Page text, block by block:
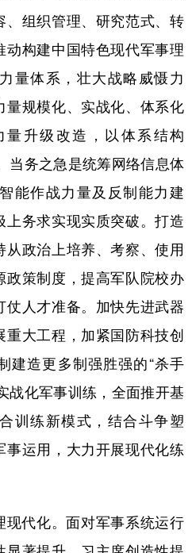
、组织管理、研究范式、转
动构建中国特色现代军事理
量体系，壮大战略威慑力
量规模化、实战化、体系化
量升级改造，以体系结构
当务之急是统筹网络信息体
能作战力量及反制能力建
上务求实现实质突破。打造
从政治上培养、考察、使用
政策制度，提高军队院校办
仗人才准备。加快先进武器
大工程，加紧国防科技创
建造更多制强胜强的“杀手
战化军事训练，全面推开基
训练新模式，结合斗争塑
事运用，大力开展现代化练
代化。面对军事系统运行